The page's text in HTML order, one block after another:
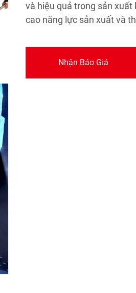
và hiệu quả trong sản
cao năng lực sản xuất và
Nhận Báo Giá